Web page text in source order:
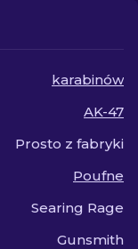
karabinów
AK-47
Prosto z fabryki
Poufne
Searing Rage
Gunsmith